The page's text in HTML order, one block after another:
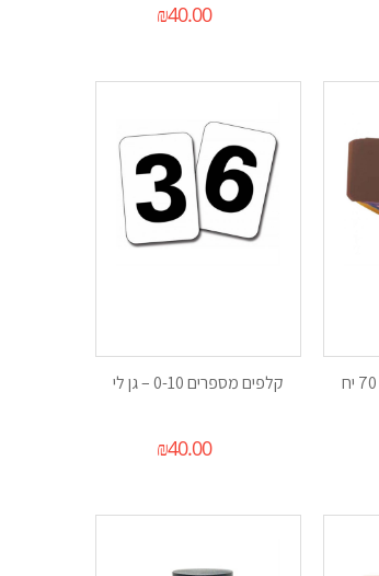
₪40.00
קלפים מספרים 0-10 – גן לי
₪40.00